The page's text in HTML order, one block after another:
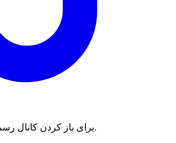
برای باز کردن کانال رسمی، روی یک آیکن بزنید.